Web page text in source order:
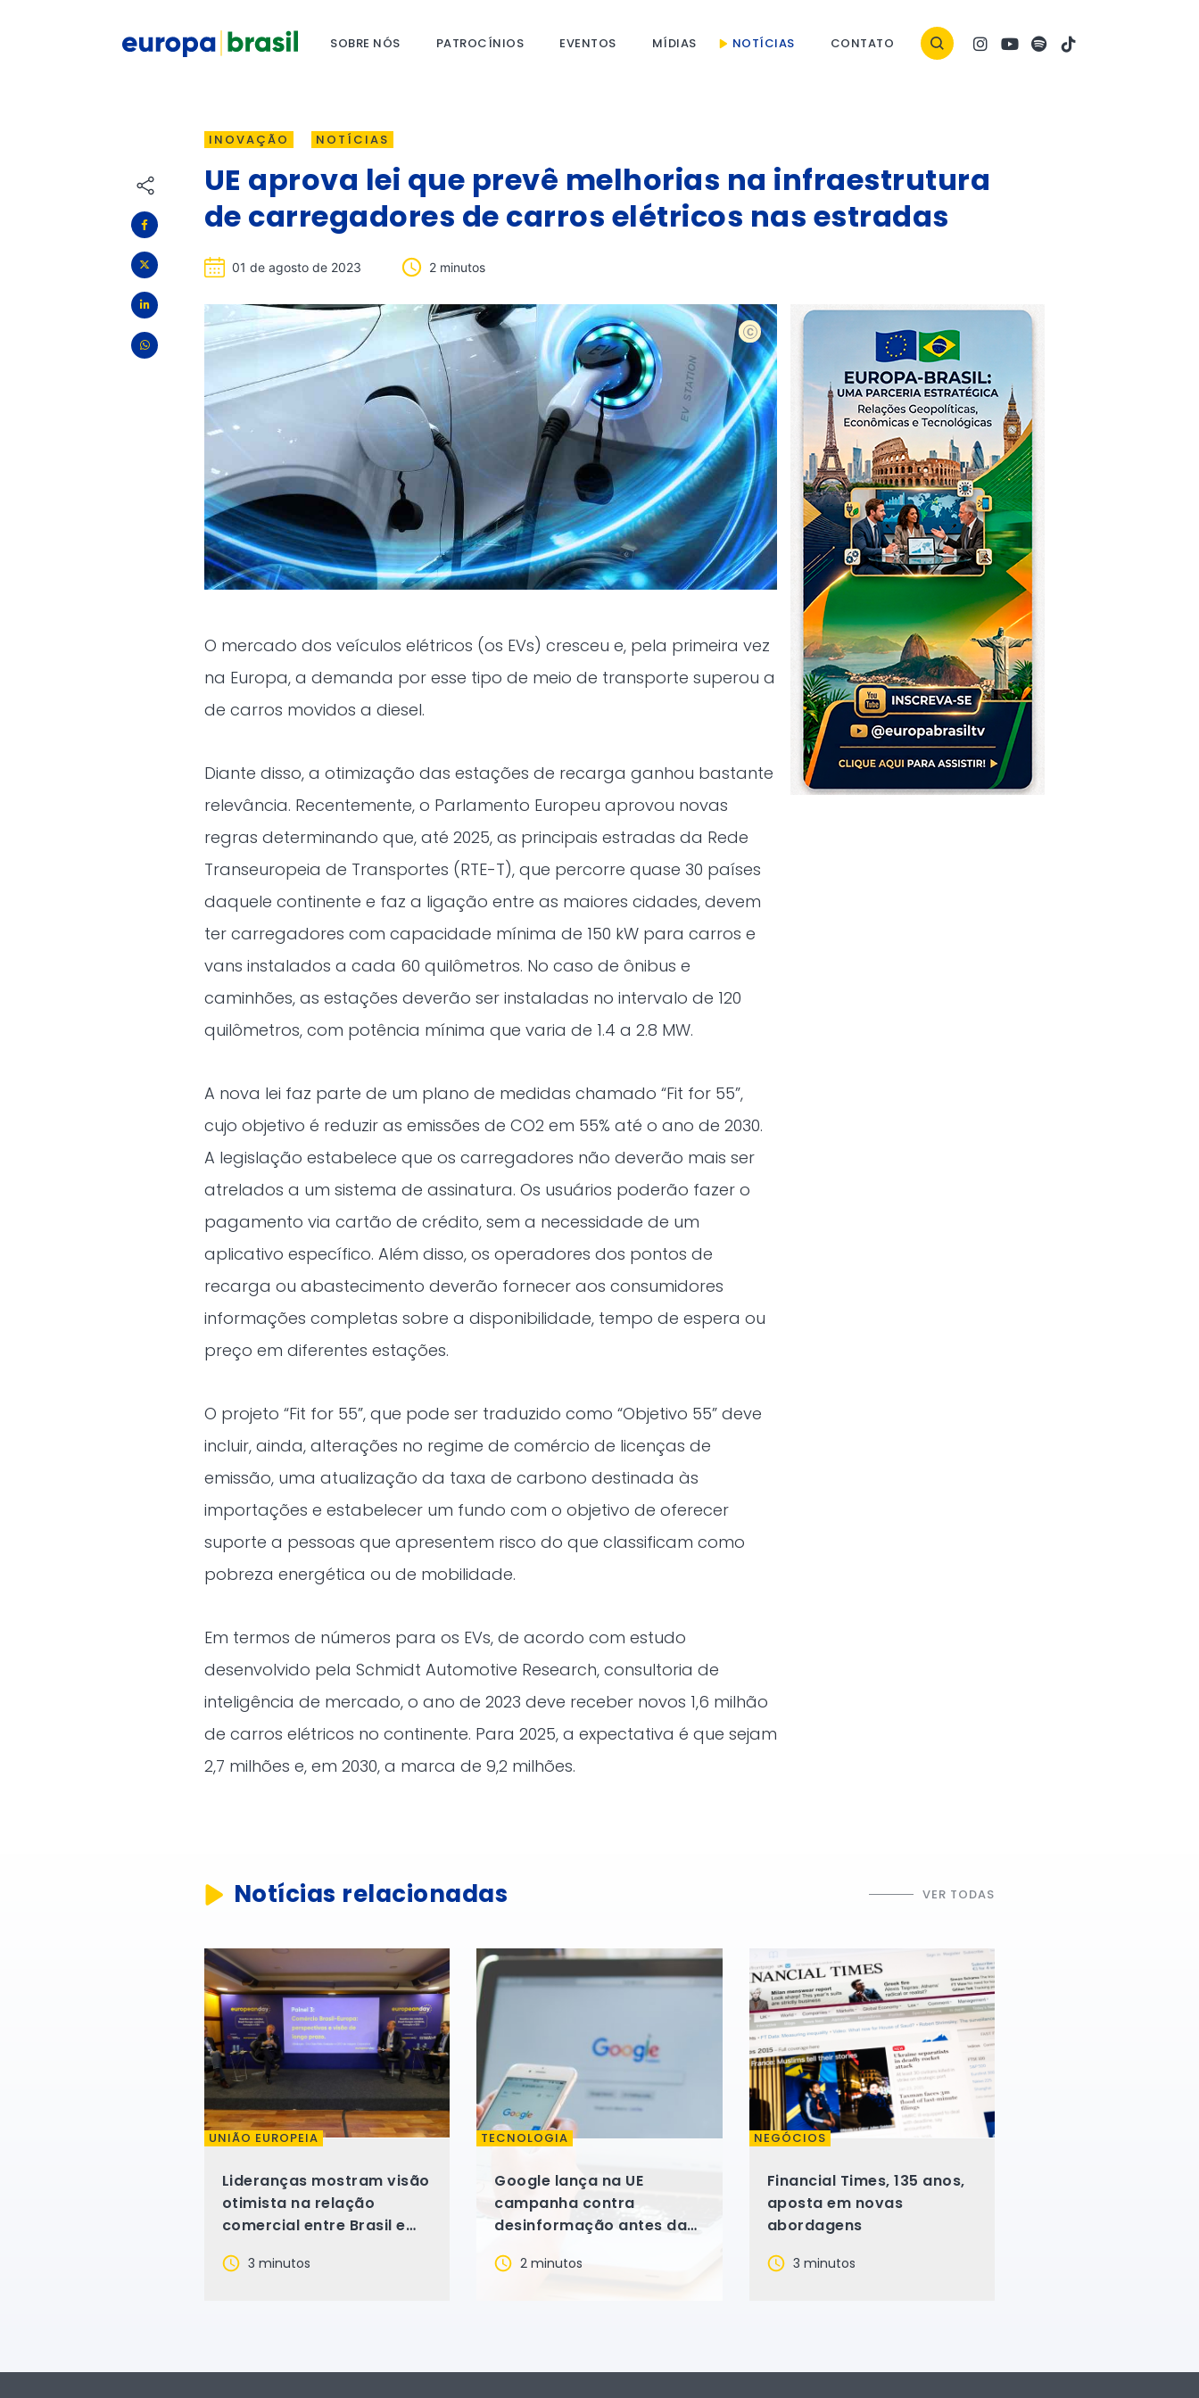
SOBRE NÓS PATROCÍNIOS EVENTOS MÍDIAS NOTÍCIAS CONTATO
INOVAÇÃO NOTÍCIAS
UE aprova lei que prevê melhorias na infraestrutura
de carregadores de carros elétricos nas estradas
01 de agosto de 2023 2 minutos
Shutterstock
O mercado dos veículos elétricos (os EVs) cresceu e, pela primeira vez
na Europa, a demanda por esse tipo de meio de transporte superou a
de carros movidos a diesel.
Diante disso, a otimização das estações de recarga ganhou bastante
relevância. Recentemente, o Parlamento Europeu aprovou novas
regras determinando que, até 2025, as principais estradas da Rede
Transeuropeia de Transportes (RTE-T), que percorre quase 30 países
daquele continente e faz a ligação entre as maiores cidades, devem
ter carregadores com capacidade mínima de 150 kW para carros e
vans instalados a cada 60 quilômetros. No caso de ônibus e
caminhões, as estações deverão ser instaladas no intervalo de 120
quilômetros, com potência mínima que varia de 1.4 a 2.8 MW.
A nova lei faz parte de um plano de medidas chamado “Fit for 55”,
cujo objetivo é reduzir as emissões de CO2 em 55% até o ano de 2030.
A legislação estabelece que os carregadores não deverão mais ser
atrelados a um sistema de assinatura. Os usuários poderão fazer o
pagamento via cartão de crédito, sem a necessidade de um
aplicativo específico. Além disso, os operadores dos pontos de
recarga ou abastecimento deverão fornecer aos consumidores
informações completas sobre a disponibilidade, tempo de espera ou
preço em diferentes estações.
O projeto “Fit for 55”, que pode ser traduzido como “Objetivo 55” deve
incluir, ainda, alterações no regime de comércio de licenças de
emissão, uma atualização da taxa de carbono destinada às
importações e estabelecer um fundo com o objetivo de oferecer
suporte a pessoas que apresentem risco do que classificam como
pobreza energética ou de mobilidade.
Em termos de números para os EVs, de acordo com estudo
desenvolvido pela Schmidt Automotive Research, consultoria de
inteligência de mercado, o ano de 2023 deve receber novos 1,6 milhão
de carros elétricos no continente. Para 2025, a expectativa é que sejam
2,7 milhões e, em 2030, a marca de 9,2 milhões.
Notícias relacionadas VER TODAS
UNIÃO EUROPEIA
Lideranças mostram visão
otimista na relação
comercial entre Brasil e
3 minutos
TECNOLOGIA
Google lança na UE
campanha contra
desinformação antes das
2 minutos
NEGÓCIOS
Financial Times, 135 anos,
aposta em novas
abordagens
3 minutos